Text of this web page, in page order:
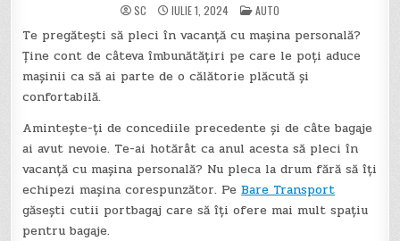
SC IULIE 1, 2024 POSTED
IN
AUTO
Te pregătești să pleci în vacanță cu mașina personală?
Ține cont de câteva îmbunătățiri pe care le poți aduce
mașinii ca să ai parte de o călătorie plăcută și
confortabilă.
Amintește-ți de concediile precedente și de câte bagaje
ai avut nevoie. Te-ai hotărât ca anul acesta să pleci în
vacanță cu mașina personală? Nu pleca la drum fără să îți
echipezi mașina corespunzător. PeBare Transport
găsești cutii portbagaj care să îți ofere mai mult spațiu
pentru bagaje.